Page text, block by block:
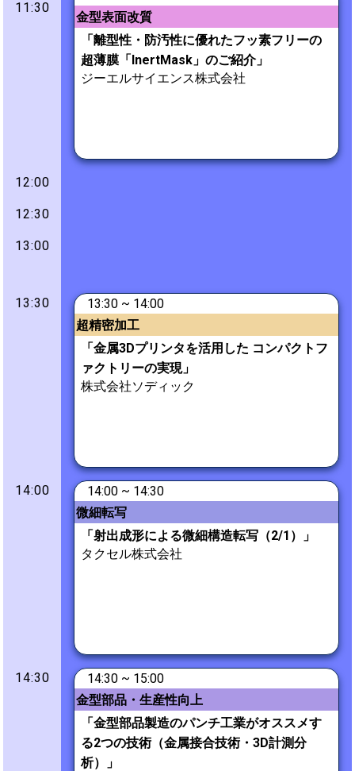
11:30
12:00
12:30
13:00
13:30
14:00
14:30
金型表面改質
「離型性・防汚性に優れたフッ素フリーの
超薄膜「InertMask」のご紹介」
ジーエルサイエンス株式会社
13:30 ~ 14:00
超精密加工
「金属3Dプリンタを活用した コンパクトフ
ァクトリーの実現」
株式会社ソディック
14:00 ~ 14:30
微細転写
「射出成形による微細構造転写（2/1）」
タクセル株式会社
14:30 ~ 15:00
金型部品・生産性向上
「金型部品製造のパンチ工業がオススメす
る2つの技術（金属接合技術・3D計測分
析）」